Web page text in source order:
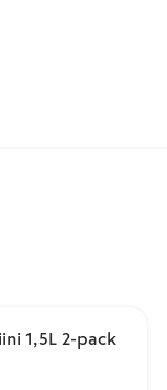
1,5L 2-pack